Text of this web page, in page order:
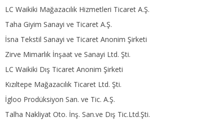
LC Waikiki Mağazacılık Hizmetleri Ticaret A.Ş.
Taha Giyim Sanayi ve Ticaret A.Ş.
İsna Tekstil Sanayi ve Ticaret Anonim Şirketi
Zirve Mimarlık İnşaat ve Sanayi Ltd. Şti.
LC Waikiki Dış Ticaret Anonim Şirketi
Kızıltepe Mağazacılık Ticaret Ltd. Şti.
İgloo Prodüksiyon San. ve Tic. A.Ş.
Talha Nakliyat Oto. İnş. San.ve Dış Tic.Ltd.Şti.